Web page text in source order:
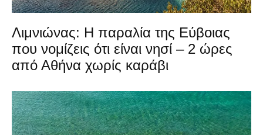
Λιμνιώνας: Η παραλία της Εύβοιας
που νομίζεις ότι είναι νησί – 2 ώρες
από Αθήνα χωρίς καράβι